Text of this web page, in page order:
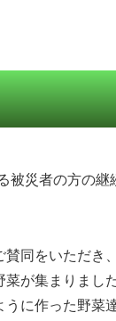
災者の方の継
同をいただき
が集まりました
に作った野菜達